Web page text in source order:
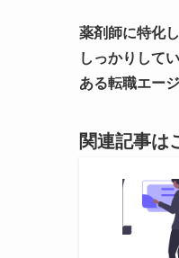
薬剤師に特化
しっかりして
ある転職エー
関連記事は